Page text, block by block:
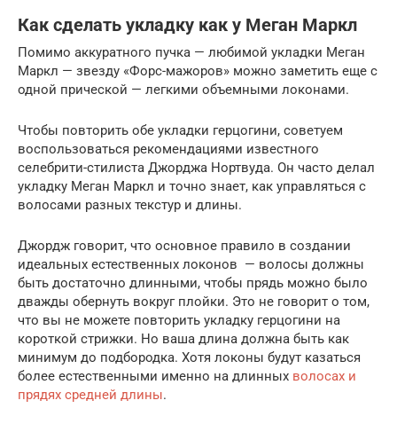
Как сделать укладку как у Меган Маркл
Помимо аккуратного пучка — любимой укладки Меган
Маркл — звезду «Форс-мажоров» можно заметить еще с
одной прической — легкими объемными локонами.
Чтобы повторить обе укладки герцогини, советуем
воспользоваться рекомендациями известного
селебрити-стилиста Джорджа Нортвуда. Он часто делал
укладку Меган Маркл и точно знает, как управляться с
волосами разных текстур и длины.
Джордж говорит, что основное правило в создании
идеальных естественных локонов — волосы должны
быть достаточно длинными, чтобы прядь можно было
дважды обернуть вокруг плойки. Это не говорит о том,
что вы не можете повторить укладку герцогини на
короткой стрижки. Но ваша длина должна быть как
минимум до подбородка. Хотя локоны будут казаться
более естественными именно на длинных волосах и
прядях средней длины.